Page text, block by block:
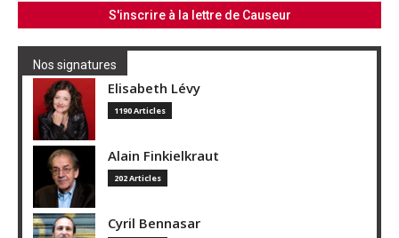
Nos signatures
Elisabeth Lévy
1190 Articles
Alain Finkielkraut
202 Articles
Cyril Bennasar